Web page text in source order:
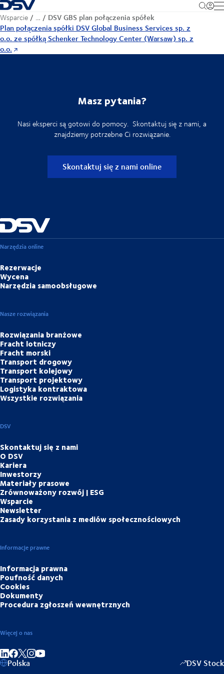
Cofnij do strony głównej
Wsparcie …
DSV GBS plan połączenia spółek
Plan połączenia spółki DSV Global Business Services sp. z
o.o. ze spółką Schenker Technology Center (Warsaw) sp. z
o.o.
Masz pytania?
Nasi eksperci są gotowi do pomocy. Skontaktuj się z nami, a
znajdziemy potrzebne Ci rozwiązanie.
Skontaktuj się z nami online
Narzędzia online
Rezerwacje
Wycena
Narzędzia samoobsługowe
Nasze rozwiązania
Rozwiązania branżowe
Fracht lotniczy
Fracht morski
Transport drogowy
Transport kolejowy
Transport projektowy
Logistyka kontraktowa
Wszystkie rozwiązania
DSV
Skontaktuj się z nami
O DSV
Kariera
Inwestorzy
Materiały prasowe
Zrównoważony rozwój | ESG
Wsparcie
Newsletter
Zasady korzystania z mediów społecznościowych
Informacje prawne
Informacja prawna
Poufność danych
Cookies
Dokumenty
Procedura zgłoszeń wewnętrznych
Więcej o nas
Share on linkedIn
Share on Facebook
Share on Instagram
Polska DSV Stock